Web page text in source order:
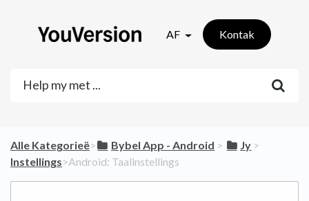
AF Kontak
Alle Kategorieë​>​ ​Bybel App - Android ​ > ​ ​Jy ​ > ​
Instellings​>​ Android: Taalinstellings